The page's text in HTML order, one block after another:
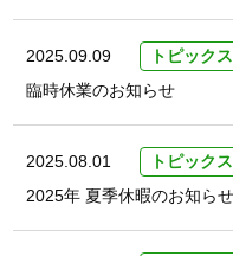
2025.09.09
トピックス
臨時休業のお知らせ
2025.08.01
トピックス
2025年 夏季休暇のお知らせ